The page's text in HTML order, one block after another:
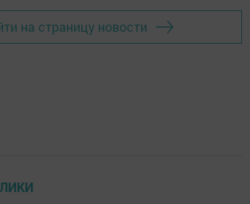
на страницу новости